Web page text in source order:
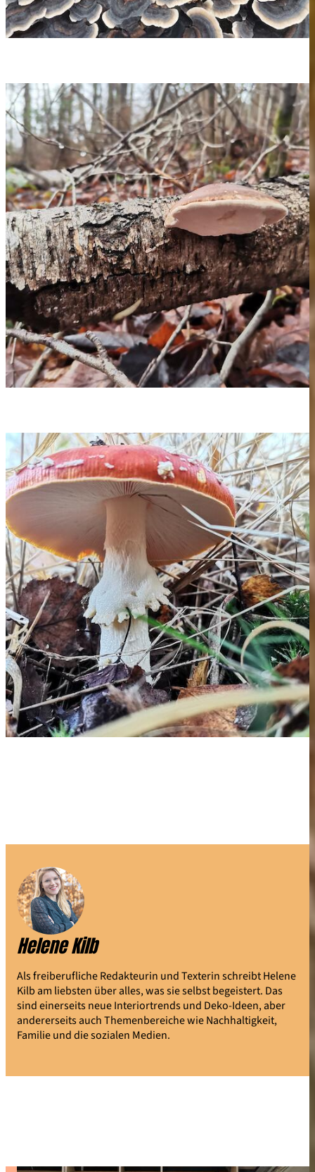
Helene Kilb
Als freiberufliche Redakteurin und Texterin schreibt Helene
Kilb am liebsten über alles, was sie selbst begeistert. Das
sind einerseits neue Interiortrends und Deko-Ideen, aber
andererseits auch Themenbereiche wie Nachhaltigkeit,
Familie und die sozialen Medien.